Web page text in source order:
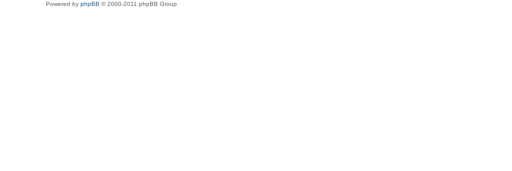
Powered by phpBB © 2000-2011 phpBB Group